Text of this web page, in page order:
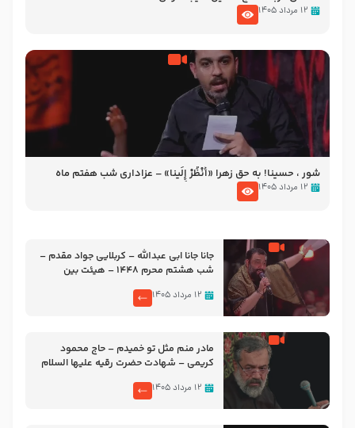
۱۲ مرداد ۱۴۰۵
شور ، حسینا! به‌ حق زهرا «أُنْظُرْ إِلَینا» – عزاداری شب هفتم ماه
محرّم 1405
۱۲ مرداد ۱۴۰۵
جانا جانا ابی عبدالله – کربلایی جواد مقدم –
شب هشتم محرم 1448 – هیئت بین
۱۲ مرداد ۱۴۰۵
مادر منم مثل تو خمیدم – حاج محمود
کریمی – شهادت حضرت رقیه علیها السلام
۱۲ مرداد ۱۴۰۵